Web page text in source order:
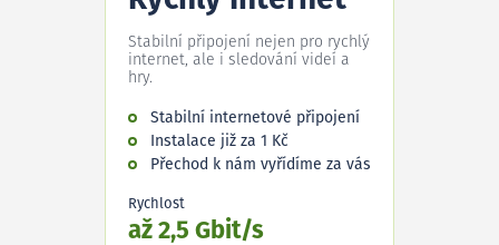
Stabilní připojení nejen pro rychlý
internet, ale i sledování videí a
hry.
Stabilní internetové připojení
Instalace již za 1 Kč
Přechod k nám vyřídíme za vás
Rychlost
až 2,5 Gbit/s